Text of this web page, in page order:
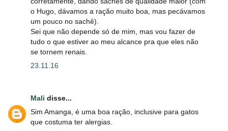
o Hugo, dávamos a ração muito boa, mas pecávamos
um pouco no sachê).
Sei que não depende só de mim, mas vou fazer de
tudo o que estiver ao meu alcance pra que eles não
se tornem renais.
23.11.16
Mali disse...
Sim Amanga, é uma boa ração, inclusive para gatos
que costuma ter alergias.